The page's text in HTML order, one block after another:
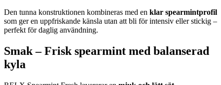
Den tunna konstruktionen kombineras med en klar spearmintprofil
som ger en uppfriskande känsla utan att bli för intensiv eller stickig –
perfekt för daglig användning.
Smak – Frisk spearmint med balanserad
kyla